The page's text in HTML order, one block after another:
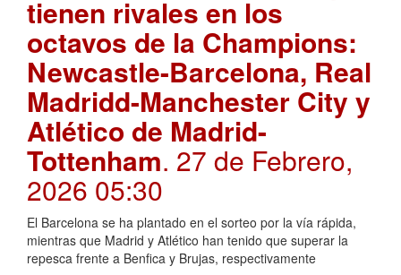
tienen rivales en los
octavos de la Champions:
Newcastle-Barcelona, Real
Madridd-Manchester City y
Atlético de Madrid-
Tottenham. 27 de Febrero,
2026 05:30
El Barcelona se ha plantado en el sorteo por la vía rápida,
mientras que Madrid y Atlético han tenido que superar la
repesca frente a Benfica y Brujas, respectivamente